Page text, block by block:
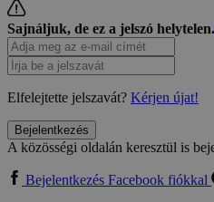
Sajnáljuk, de ez a jelszó helytelen.
Elfelejtette jelszavát? Kérjen újat!
Bejelentkezés
A közösségi oldalán keresztül is
Bejelentkezés Facebook fiókkal